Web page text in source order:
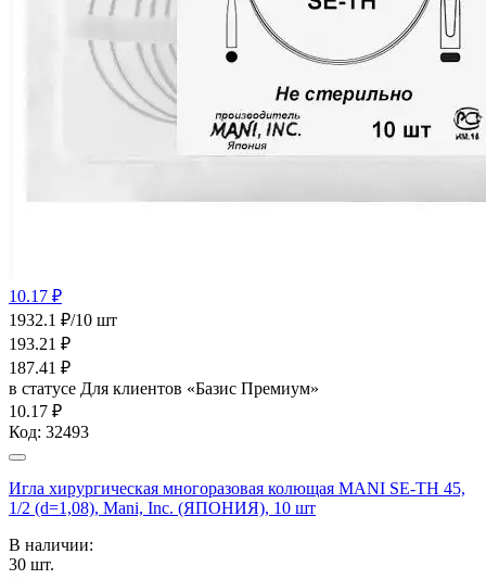
10.17 ₽
1932.1 ₽/10 шт
193.21 ₽
187.41 ₽
в статусе Для клиентов «Базис Премиум»
10.17 ₽
Код: 32493
Игла хирургическая многоразовая колющая MANI SE-TH 45,
1/2 (d=1,08), Mani, Inc. (ЯПОНИЯ), 10 шт
В наличии:
30 шт.